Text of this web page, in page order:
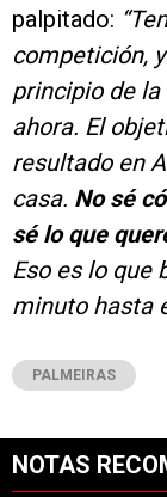
palpitado:
competición,
principio de
ahora. El
resultado en
casa. No sé
sé lo que
Eso es lo que
minuto hasta
PALMEIRAS
NOTAS